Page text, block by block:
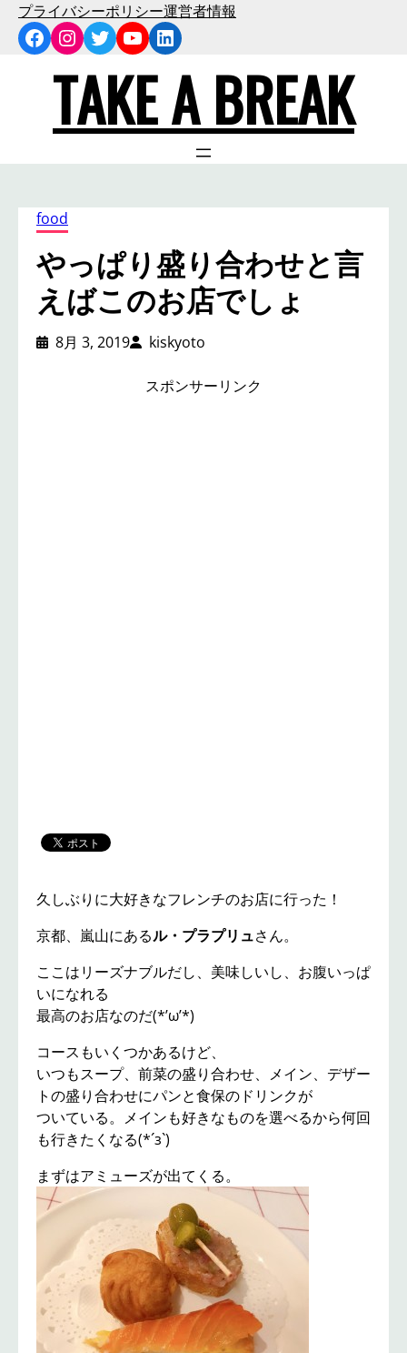
プライバシーポリシー運営者情報
Facebook
Instagram
Twitter
YouTube
LinkedIn
TAKE A BREAK
food
やっぱり盛り合わせと言
えばこのお店でしょ
8月 3, 2019 kiskyoto
スポンサーリンク
久しぶりに大好きなフレンチのお店に行った！
京都、嵐山にあるル・プラプリュさん。
ここはリーズナブルだし、美味しいし、お腹いっぱ
いになれる
最高のお店なのだ(*’ω’*)
コースもいくつかあるけど、
いつもスープ、前菜の盛り合わせ、メイン、デザー
トの盛り合わせにパンと食保のドリンクが
ついている。メインも好きなものを選べるから何回
も行きたくなる(*´з`)
まずはアミューズが出てくる。